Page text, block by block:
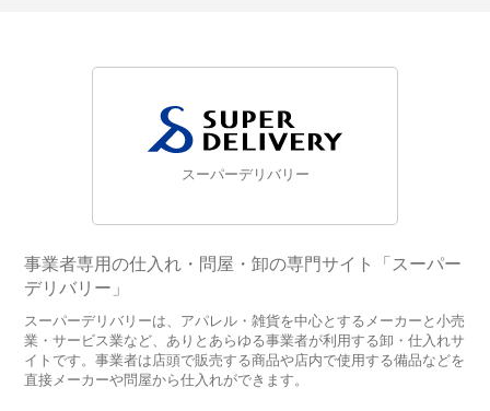
スーパーデリバリー
事業者専用の仕入れ・問屋・卸の専門サイト「スーパー
デリバリー」
スーパーデリバリーは、アパレル・雑貨を中心とするメーカーと小売
業・サービス業など、ありとあらゆる事業者が利用する卸・仕入れサ
イトです。事業者は店頭で販売する商品や店内で使用する備品などを
直接メーカーや問屋から仕入れができます。